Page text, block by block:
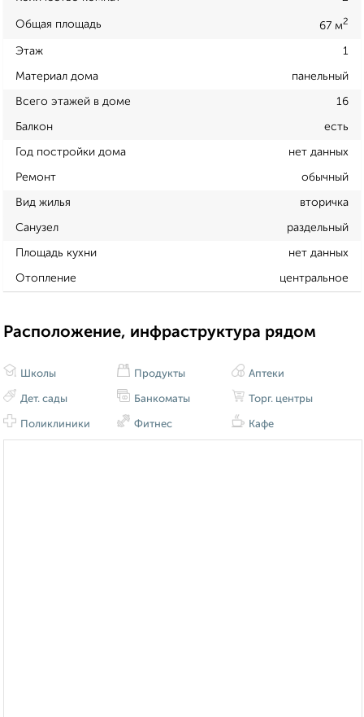
Общая площадь 67 м2
Этаж 1
Материал дома панельный
Всего этажей в доме 16
Балкон есть
Год постройки дома нет данных
Ремонт обычный
Вид жилья вторичка
Санузел раздельный
Площадь кухни нет данных
Отопление центральное
Расположение, инфраструктура рядом
Школы
Дет. сады
Поликлиники
Продукты
Банкоматы
Фитнес
Аптеки
Торг. центры
Кафе